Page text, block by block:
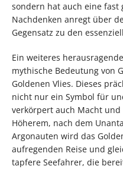
sondern hat auch eine fast
Nachdenken anregt über
Gegensatz zu den
Ein weiteres
mythische Bedeutung von
Goldenen Vlies. Dieses
nicht nur ein Symbol für
verkörpert auch Macht und
Höherem, nach dem
Argonauten wird das
aufregenden Reise und
tapfere Seefahrer, die